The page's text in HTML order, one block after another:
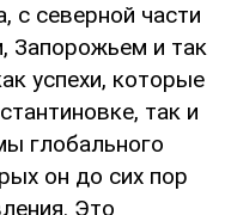
с северной части
Запорожьем и так
успехи, которые
так и
глобального
он до сих пор
Это